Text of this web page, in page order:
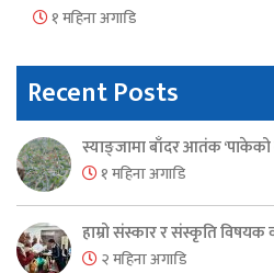
१ महिना अगाडि
Recent Posts
स्याङ्जामा बाँदर आतंक ‘पाकेको
१ महिना अगाडि
हाम्रो संस्कार र संस्कृति विषयक
२ महिना अगाडि